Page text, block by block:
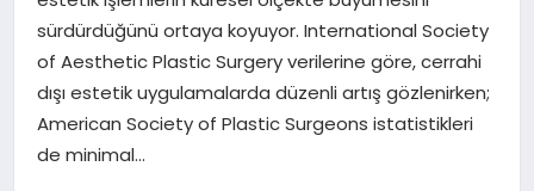
MAGAZIN
EĞITIM
sürdürdüğünü ortaya koyuyor. International Society
of Aesthetic Plastic Surgery verilerine göre, cerrahi
dışı estetik uygulamalarda düzenli artış gözlenirken;
American Society of Plastic Surgeons istatistikleri
de minimal…